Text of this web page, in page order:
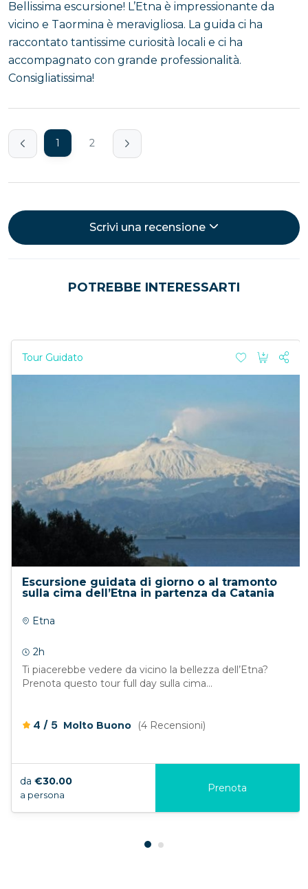
Bellissima escursione! L’Etna è impressionante da
vicino e Taormina è meravigliosa. La guida ci ha
raccontato tantissime curiosità locali e ci ha
accompagnato con grande professionalità.
Consigliatissima!
1 2
Scrivi una recensione
POTREBBE INTERESSARTI
Tour Guidato
Escursione guidata di giorno o al tramonto
sulla cima dell’Etna in partenza da Catania
Etna
2h
Ti piacerebbe vedere da vicino la bellezza dell’Etna?
Prenota questo tour full day sulla cima...
4 / 5 Molto Buono (4 Recensioni)
da €30.00
a persona
Prenota